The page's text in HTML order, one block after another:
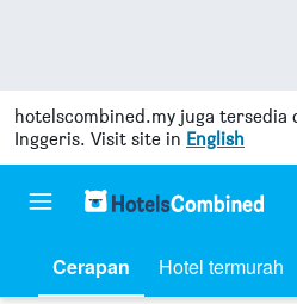
hotelscombined.my juga tersedia
Inggeris. Visit site in English
Cerapan Hotel termurah